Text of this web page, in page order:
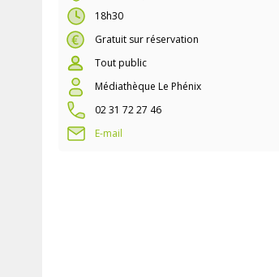
18h30
Gratuit sur réservation
Tout public
Médiathèque Le Phénix
02 31 72 27 46
E-mail